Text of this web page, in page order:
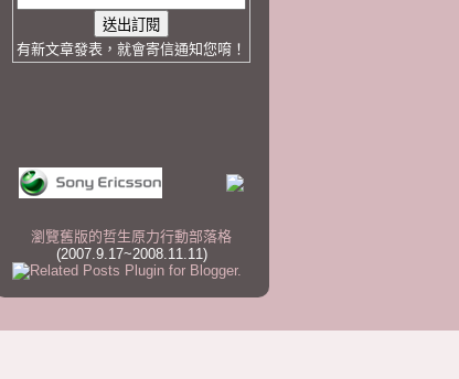
有新文章發表，就會寄信通知您唷！
瀏覽舊版的哲生原力行動部落格
(2007.9.17~2008.11.11)